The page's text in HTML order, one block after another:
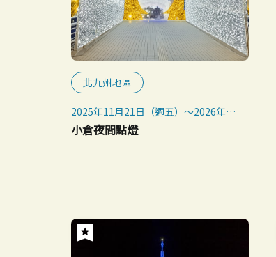
北九州地區
2025年11月21日（週五）～2026年2
月15日（週一）
小倉夜間點燈